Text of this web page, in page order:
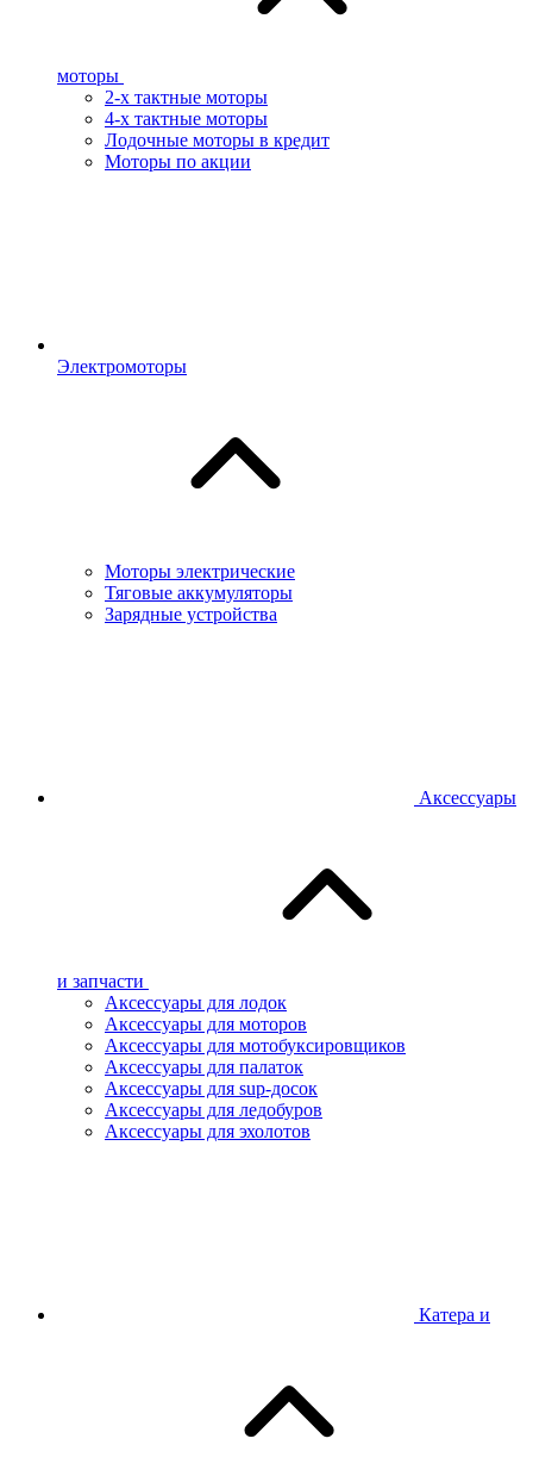
моторы
2-х тактные моторы
4-х тактные моторы
Лодочные моторы в кредит
Моторы по акции
Электромоторы
Моторы электрические
Тяговые аккумуляторы
Зарядные устройства
Аксессуары
и запчасти
Аксессуары для лодок
Аксессуары для моторов
Аксессуары для мотобуксировщиков
Аксессуары для палаток
Аксессуары для sup-досок
Аксессуары для ледобуров
Аксессуары для эхолотов
Катера и